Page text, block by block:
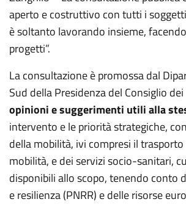
aperto e costruttivo con tutti i
è soltanto lavorando insieme,
progetti”.
La consultazione è promossa dal
Sud della Presidenza del Consiglio
opinioni e suggerimenti utili alla
intervento e le priorità strategiche,
della mobilità, ivi compresi il
mobilità, e dei servizi socio-sanitari,
disponibili allo scopo, tenendo conto
e resilienza (PNRR) e delle risorse